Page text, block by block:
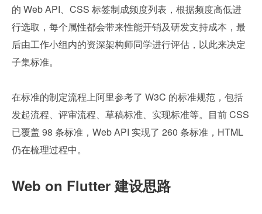
的 Web API、CSS 标签制成频度列表，根据频度高低进
行选取，每个属性都会带来性能开销及研发支持成本，最
后由工作小组内的资深架构师同学进行评估，以此来决定
子集标准。
在标准的制定流程上阿里参考了 W3C 的标准规范，包括
发起流程、评审流程、草稿标准、实现标准等。目前 CSS
已覆盖 98 条标准，Web API 实现了 260 条标准，HTML
仍在梳理过程中。
Web on Flutter 建设思路